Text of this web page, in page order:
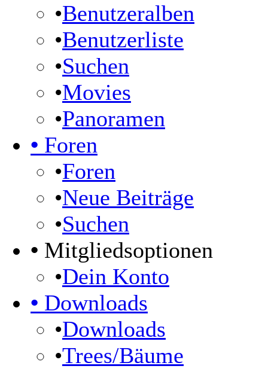
•Benutzeralben
•Benutzerliste
•Suchen
•Movies
•Panoramen
• Foren
•Foren
•Neue Beiträge
•Suchen
• Mitgliedsoptionen
•Dein Konto
• Downloads
•Downloads
•Trees/Bäume